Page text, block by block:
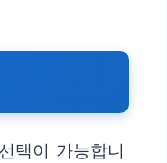
택이 가능합니